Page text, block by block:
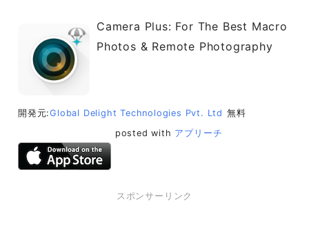
Camera Plus: For The Best Macro
Photos & Remote Photography
開発元:Global Delight Technologies Pvt. Ltd 無料
posted with アプリーチ
スポンサーリンク